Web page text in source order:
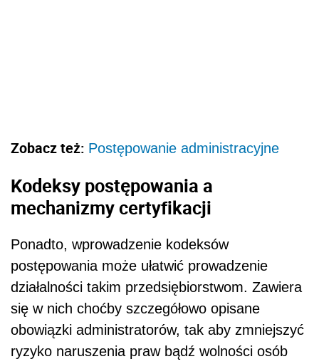
Zobacz też: Postępowanie administracyjne
Kodeksy postępowania a
mechanizmy certyfikacji
Ponadto, wprowadzenie kodeksów
postępowania może ułatwić prowadzenie
działalności takim przedsiębiorstwom. Zawiera
się w nich choćby szczegółowo opisane
obowiązki administratorów, tak aby zmniejszyć
ryzyko naruszenia praw bądź wolności osób